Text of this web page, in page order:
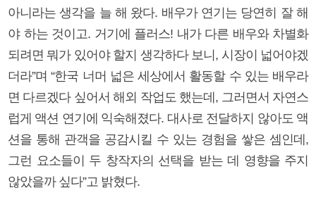
아니라는 생각을 늘 해 왔다. 배우가 연기는 당연히 잘 해
야 하는 것이고. 거기에 플러스! 내가 다른 배우와 차별화
되려면 뭐가 있어야 할지 생각하다 보니, 시장이 넓어야겠
더라”며 “한국 너머 넓은 세상에서 활동할 수 있는 배우라
면 다르겠다 싶어서 해외 작업도 했는데, 그러면서 자연스
럽게 액션 연기에 익숙해졌다. 대사로 전달하지 않아도 액
션을 통해 관객을 공감시킬 수 있는 경험을 쌓은 셈인데,
그런 요소들이 두 창작자의 선택을 받는 데 영향을 주지
않았을까 싶다”고 밝혔다.